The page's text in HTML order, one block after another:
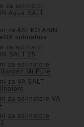
za solinator
Aqua SALT
za ASEKO ASIN
solinatore
za solinator
SALT 25
za solinatore
Mr.Pure
za VA SALT
za solinatore VA
za solinatore